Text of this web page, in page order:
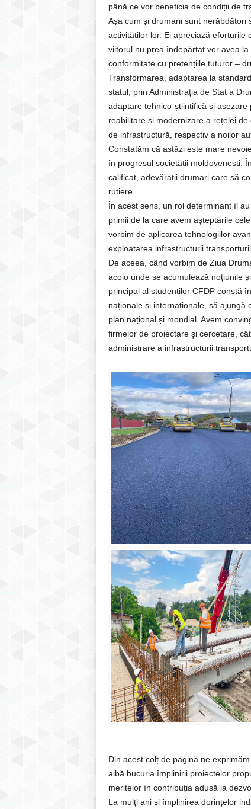
până ce vor beneficia de condiții de
Așa cum și drumarii sunt nerăbdători
activităților lor. Ei apreciază
viitorul nu prea îndepărtat vor avea
conformitate cu pretențiile tuturor –
Transformarea, adaptarea la
statul, prin Administrația de Stat a
adaptare tehnico-științifică și
reabilitare și modernizare a rețelei
de infrastructură, respectiv a noilor
Constatăm că astăzi este mare
în progresul societății moldovenești.
calificat, adevărații drumari care să
rutiere.
În acest sens, un rol determinant îl
primii de la care avem așteptările
vorbim de aplicarea tehnologiilor
exploatarea infrastructurii
De aceea, când vorbim de Ziua
acolo unde se acumulează noțiunile
principal al studenților CFDP constă
naționale și internaționale, să ajungă
plan național și mondial. Avem
firmelor de proiectare şi cercetare,
administrare a infrastructurii
Din acest colț de pagină ne
aibă bucuria împlinirii proiectelor
meritelor în contribuția adusă la
La mulți ani și împlinirea dorințelor